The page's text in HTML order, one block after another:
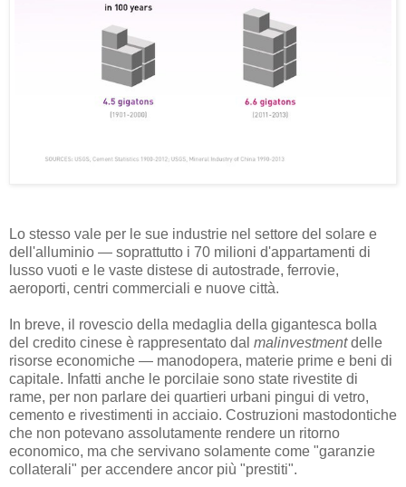
Lo stesso vale per le sue industrie nel settore del solare e
dell'alluminio — soprattutto i 70 milioni d'appartamenti di
lusso vuoti e le vaste distese di autostrade, ferrovie,
aeroporti, centri commerciali e nuove città.
In breve, il rovescio della medaglia della gigantesca bolla
del credito cinese è rappresentato dal malinvestmentdelle
risorse economiche — manodopera, materie prime e beni di
capitale. Infatti anche le porcilaie sono state rivestite di
rame, per non parlare dei quartieri urbani pingui di vetro,
cemento e rivestimenti in acciaio. Costruzioni mastodontiche
che non potevano assolutamente rendere un ritorno
economico, ma che servivano solamente come "garanzie
collaterali" per accendere ancor più "prestiti".